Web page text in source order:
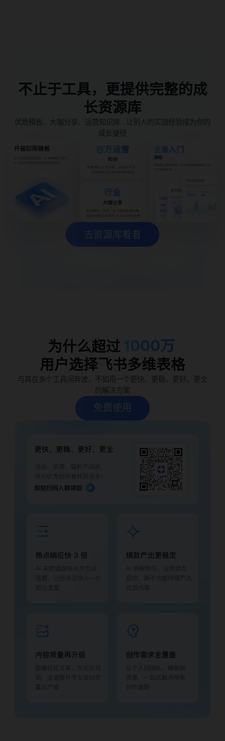
不止于工具，更提供完整的成
长资源库
优质模板、大咖分享、运营知识库...让别人的实战经验成为你的
成长捷径
去资源库看看
为什么超过 1000万
用户选择飞书多维表格
与其在多个工具间奔波，不如用一个更快、更稳、更好、更全
的解决方案
免费使用